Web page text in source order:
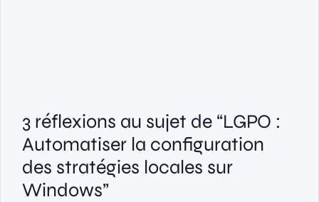
3 réflexions au sujet de “LGPO :
Automatiser la configuration
des stratégies locales sur
Windows”